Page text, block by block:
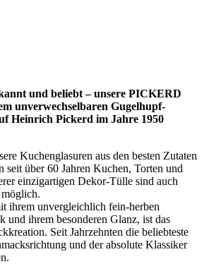
und beliebt – unsere PICKERD
unverwechselbaren Gugelhupf-
Heinrich Pickerd im Jahre 1950
Kuchenglasuren aus den besten Zutaten
seit über 60 Jahren Kuchen, Torten und
einzigartigen Dekor-Tülle sind auch
ihrem unvergleichlich fein-herben
und ihrem besonderen Glanz, ist das
Seit Jahrzehnten die beliebteste
und der absolute Klassiker